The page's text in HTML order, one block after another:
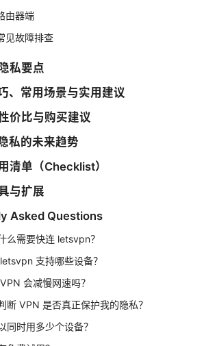
由器端
见故障排查
私要点
、常用场景与实用建议
价比与购买建议
私的未来趋势
清单（Checklist）
与扩展
Asked Questions
么需要快连 letsvpn？
支持哪些设备？
会减慢网速吗？
断 VPN 是否真正保护我的隐私？
同时用多少个设备？